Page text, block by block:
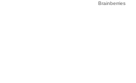
Brainberries